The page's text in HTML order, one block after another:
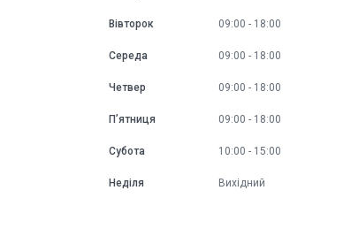
Вівторок 09:00 18:00
Середа 09:00 18:00
Четвер 09:00 18:00
Пʼятниця 09:00 18:00
Субота 10:00 15:00
Неділя Вихідний